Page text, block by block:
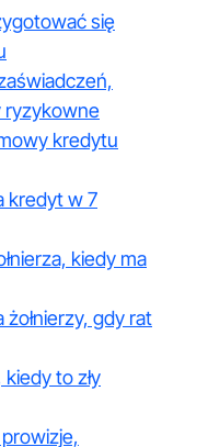
się
ryzykowne
kredytu
kredyt w 7
kiedy ma
gdy rat
to zły